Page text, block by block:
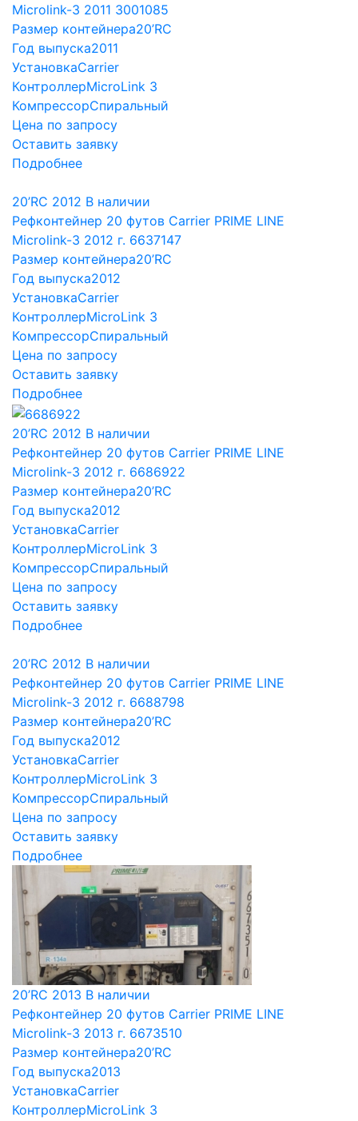
Microlink-3 2011 3001085
Размер контейнера20’RC
Год выпуска2011
УстановкаCarrier
КонтроллерMicroLink 3
КомпрессорСпиральный
Цена по запросу
Оставить заявку
Подробнее
20’RC 2012 В наличии
Рефконтейнер 20 футов Carrier PRIME LINE
Microlink-3 2012 г. 6637147
Размер контейнера20’RC
Год выпуска2012
УстановкаCarrier
КонтроллерMicroLink 3
КомпрессорСпиральный
Цена по запросу
Оставить заявку
Подробнее
20’RC 2012 В наличии
Рефконтейнер 20 футов Carrier PRIME LINE
Microlink-3 2012 г. 6686922
Размер контейнера20’RC
Год выпуска2012
УстановкаCarrier
КонтроллерMicroLink 3
КомпрессорСпиральный
Цена по запросу
Оставить заявку
Подробнее
20’RC 2012 В наличии
Рефконтейнер 20 футов Carrier PRIME LINE
Microlink-3 2012 г. 6688798
Размер контейнера20’RC
Год выпуска2012
УстановкаCarrier
КонтроллерMicroLink 3
КомпрессорСпиральный
Цена по запросу
Оставить заявку
Подробнее
20’RC 2013 В наличии
Рефконтейнер 20 футов Carrier PRIME LINE
Microlink-3 2013 г. 6673510
Размер контейнера20’RC
Год выпуска2013
УстановкаCarrier
КонтроллерMicroLink 3